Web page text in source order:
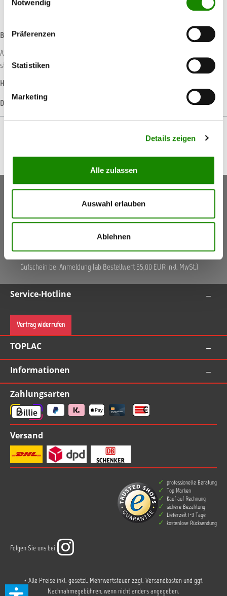
Notwendig
Präferenzen
Statistiken
Marketing
Details zeigen
Alle zulassen
Auswahl erlauben
Ablehnen
Beschreibung
Abranet setzt neue Maßstäbe in der Schleiftechnik und ermöglicht nahezu
staubfreies Schleifen. Speziell für das Schleifen vo…
Hersteller-Informationen
Datenblätter
Keine Aktionen, Angebote & Informationen mehr
Jetzt anmelden
5,50 €(Inkl. Mwst.)Gutschein
Gutschein bei Anmeldung (ab Bestellwert 55,00 EUR inkl. MwSt.)
Service-Hotline
Vertrag widerrufen
TOPLAC
Informationen
Zahlungsarten
Versand
professionelle Beratung
Top Marken
Kauf auf Rechnung
sichere Bezahlung
Lieferzeit 1-3 Tage
kostenlose Rücksendung
Folgen Sie uns bei
* Alle Preise inkl. gesetzl. Mehrwertsteuer zzgl. Versandkostenund ggf.
Nachnahmegebühren, wenn nicht anders angegeben.